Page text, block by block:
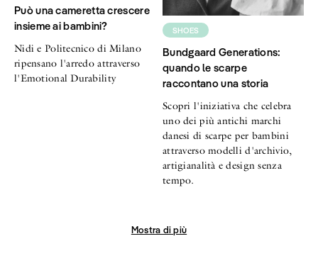
Può una cameretta crescere
insieme ai bambini?
Nidi e Politecnico di Milano
ripensano l'arredo attraverso
l'Emotional Durability
SHOES
Bundgaard Generations:
quando le scarpe
raccontano una storia
Scopri l'iniziativa che celebra
uno dei più antichi marchi
danesi di scarpe per bambini
attraverso modelli d'archivio,
artigianalità e design senza
tempo.
Mostra di più